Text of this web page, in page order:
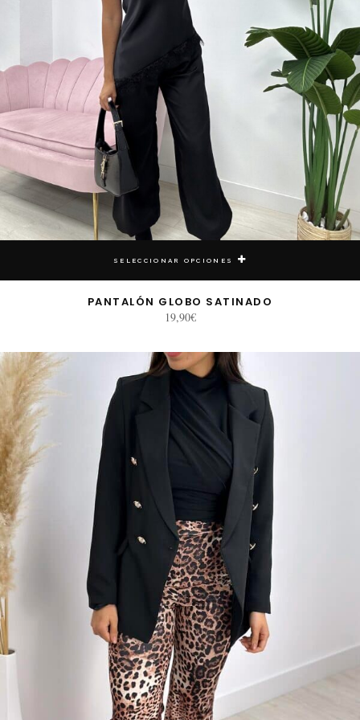
SELECCIONAR OPCIONES
PANTALÓN GLOBO SATINADO
19,90€